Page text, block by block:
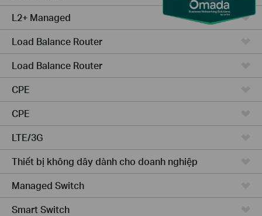
L2+ Managed
Load Balance Router
Load Balance Router
CPE
CPE
LTE/3G
Thiết bị không dây dành cho doanh nghiệp
Managed Switch
Smart Switch